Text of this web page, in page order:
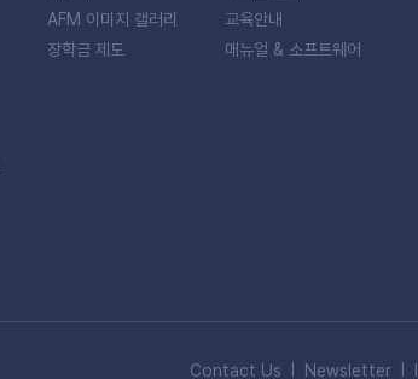
AFM 이미지 갤러리
장학금 제도
교육안내
매뉴얼 & 소프트웨어
Contact Us Newsletter